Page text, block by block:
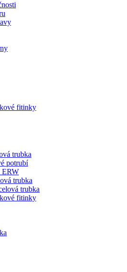
fitinky
trubka
potrubí
ERW
trubka
trubka
fitinky